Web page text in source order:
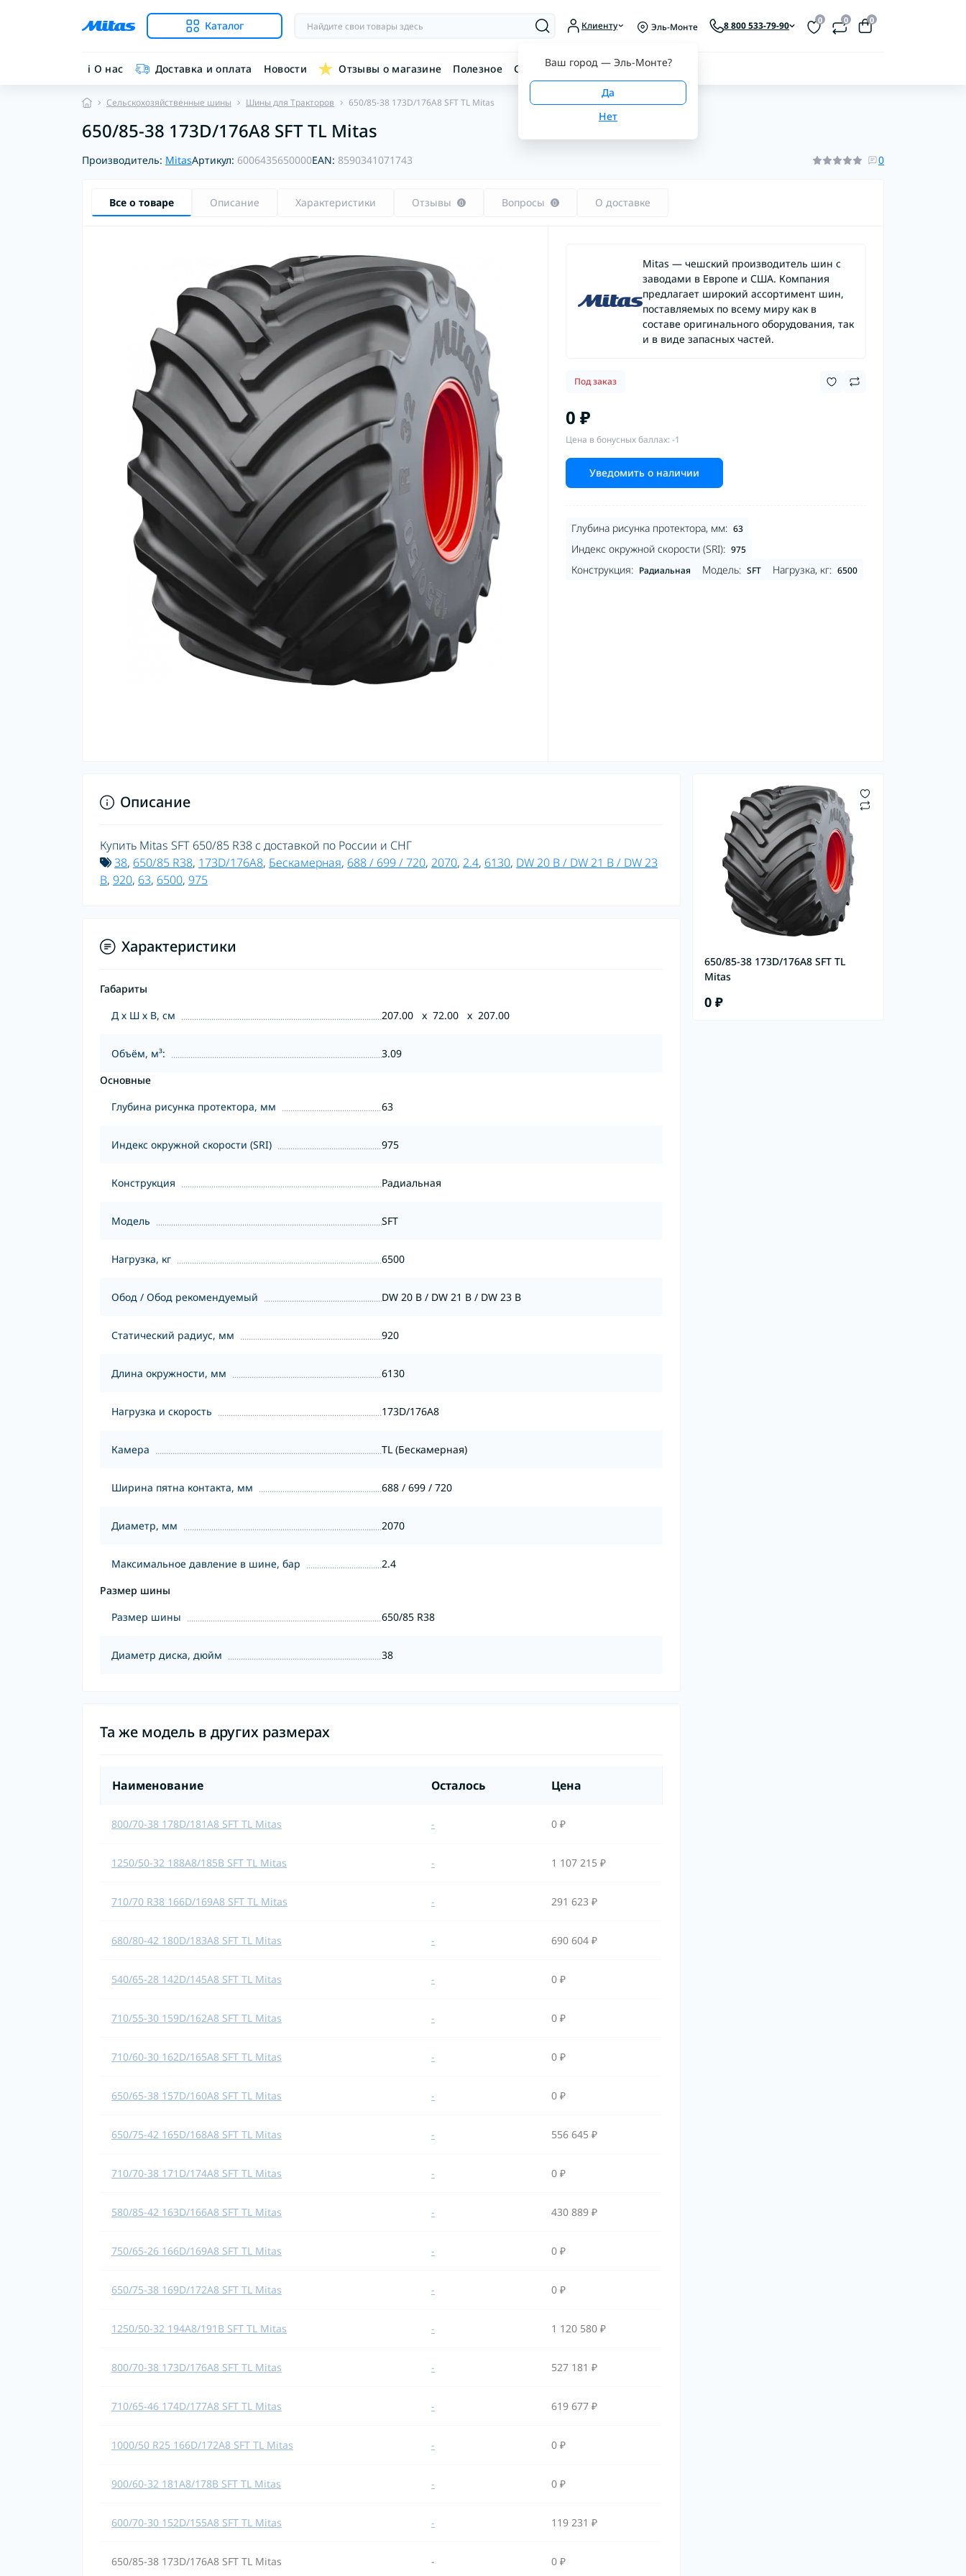
Каталог Клиенту Эль-Монте
Ваш город — Эль-Монте?
8 800 533-79-90 0 0 0
ℹ︎ О нас Доставка и оплата Новости Отзывы о магазине Полезное Связаться с нами
Сельскохозяйственные шины Шины для Тракторов 650/85-38 173D/176A8 SFT TL Mitas
650/85-38 173D/176A8 SFT TL Mitas
Производитель: MitasАртикул: 6006435650000EAN: 8590341071743 0
Все о товаре Описание Характеристики Отзывы 0 Вопросы 0 О доставке
Mitas — чешский производитель шин с
заводами в Европе и США. Компания
предлагает широкий ассортимент шин,
поставляемых по всему миру как в
составе оригинального оборудования, так
и в виде запасных частей.
Под заказ
0 ₽
Цена в бонусных баллах: -1
Уведомить о наличии
Глубина рисунка протектора, мм: 63
Индекс окружной скорости (SRI): 975
Конструкция: Радиальная Модель: SFT Нагрузка, кг: 6500
650/85-38 173D/176A8 SFT TL
Mitas
0 ₽
Описание
Купить Mitas SFT 650/85 R38 с доставкой по России и СНГ
38, 650/85 R38, 173D/176A8, Бескамерная, 688 / 699 / 720, 2070, 2.4, 6130, DW 20 B / DW 21 B / DW 23
B, 920, 63, 6500, 975
Характеристики
Габариты
Д х Ш х В, см
207.00 x 72.00 x 207.00
Объём, м³:
3.09
Основные
Глубина рисунка протектора, мм
63
Индекс окружной скорости (SRI) 975
Конструкция Радиальная
Модель SFT
Нагрузка, кг 6500
Обод / Обод рекомендуемый DW 20 B / DW 21 B / DW 23 B
Статический радиус, мм 920
Длина окружности, мм 6130
Нагрузка и скорость 173D/176A8
Камера TL (Бескамерная)
Ширина пятна контакта, мм 688 / 699 / 720
Диаметр, мм 2070
Максимальное давление в шине, бар
2.4
Размер шины
Размер шины
650/85 R38
Диаметр диска, дюйм 38
Та же модель в других размерах
Наименование Осталось Цена
800/70-38 178D/181A8 SFT TL Mitas - 0 ₽
1250/50-32 188A8/185B SFT TL Mitas - 1 107 215 ₽
710/70 R38 166D/169A8 SFT TL Mitas - 291 623 ₽
680/80-42 180D/183A8 SFT TL Mitas - 690 604 ₽
540/65-28 142D/145A8 SFT TL Mitas - 0 ₽
710/55-30 159D/162A8 SFT TL Mitas - 0 ₽
710/60-30 162D/165A8 SFT TL Mitas - 0 ₽
650/65-38 157D/160A8 SFT TL Mitas - 0 ₽
650/75-42 165D/168A8 SFT TL Mitas - 556 645 ₽
710/70-38 171D/174A8 SFT TL Mitas - 0 ₽
580/85-42 163D/166A8 SFT TL Mitas - 430 889 ₽
750/65-26 166D/169A8 SFT TL Mitas - 0 ₽
650/75-38 169D/172A8 SFT TL Mitas - 0 ₽
1250/50-32 194A8/191B SFT TL Mitas - 1 120 580 ₽
800/70-38 173D/176A8 SFT TL Mitas - 527 181 ₽
710/65-46 174D/177A8 SFT TL Mitas - 619 677 ₽
1000/50 R25 166D/172A8 SFT TL Mitas - 0 ₽
900/60-32 181A8/178B SFT TL Mitas - 0 ₽
600/70-30 152D/155A8 SFT TL Mitas - 119 231 ₽
650/85-38 173D/176A8 SFT TL Mitas - 0 ₽